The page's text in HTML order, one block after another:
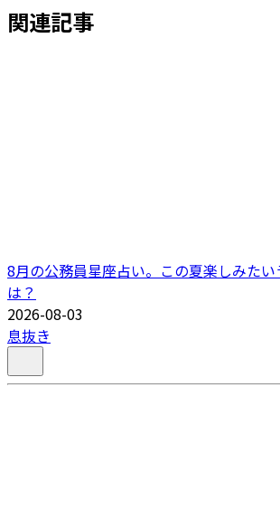
関連記事
8月の公務員星座占い。この夏楽しみた
は？
2026-08-03
息抜き